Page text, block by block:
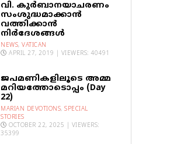
വി. കുര്‍ബാനയാചരണം
സംശുദ്ധമാക്കാന്‍
വത്തിക്കാന്‍
നിര്‍ദേശങ്ങള്‍
NEWS, VATICAN
APRIL 27, 2019 | VIEWERS: 40491
ജപമണികളിലൂടെ അമ്മ
മറിയത്തോടൊപ്പം (Day
22)
MARIAN DEVOTIONS, SPECIAL
STORIES
OCTOBER 22, 2025 | VIEWERS:
35399